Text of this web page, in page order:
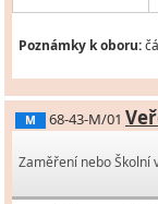
Poznámky k oboru:
M 68-43-M/01
Zaměření nebo Školní